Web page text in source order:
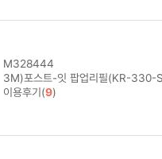
M328444
3M)포스트-잇 팝업리필(KR-
이용후기(9)